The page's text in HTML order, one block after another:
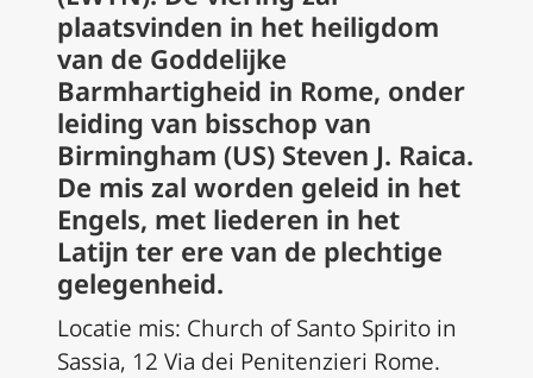
plaatsvinden in het heiligdom
van de Goddelijke
Barmhartigheid in Rome, onder
leiding van bisschop van
Birmingham (US) Steven J. Raica.
De mis zal worden geleid in het
Engels, met liederen in het
Latijn ter ere van de plechtige
gelegenheid.
Locatie mis: Church of Santo Spirito in
Sassia, 12 Via dei Penitenzieri Rome.